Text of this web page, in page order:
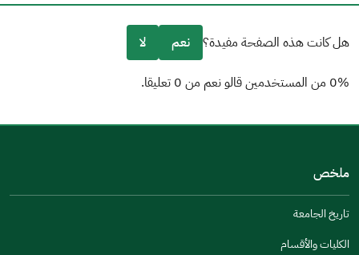
هل كانت هذه الصفحة مفيدة؟ نعم لا
0% من المستخدمين قالو نعم من 0 تعليقا.
مكتوبة بشكل جيد
الإجابات كانت مرتبطة
تصميمه يجعله سهل القراءة
ملخص
تاريخ الجامعة
الكليات والأقسام